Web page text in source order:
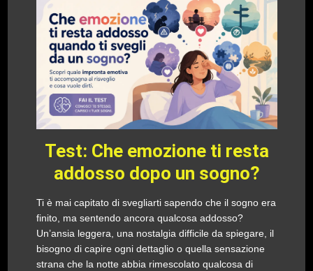
Test: Che emozione ti resta
addosso dopo un sogno?
Ti è mai capitato di svegliarti sapendo che il sogno era
finito, ma sentendo ancora qualcosa addosso?
Un’ansia leggera, una nostalgia difficile da spiegare, il
bisogno di capire ogni dettaglio o quella sensazione
strana che la notte abbia rimescolato qualcosa di